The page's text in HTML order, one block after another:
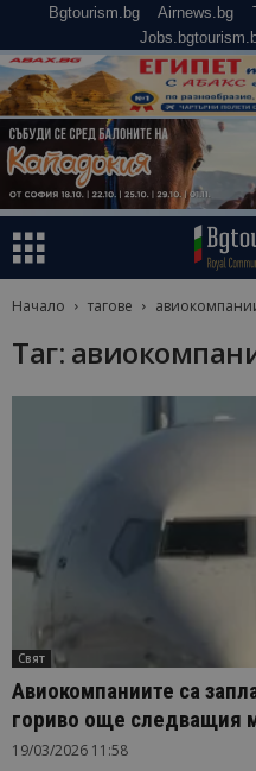
Bgtourism.bg Airnews.bg
Начало тагове
Таг:
Свят
Авиокомпаниите са
гориво още следващия
19/03/2026 11:58